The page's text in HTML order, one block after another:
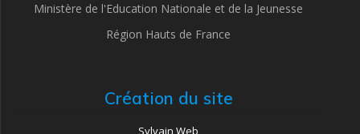
Ministère de l'Education Nationale et de la Jeunesse
Région Hauts de France
Création du site
Sylvain Web